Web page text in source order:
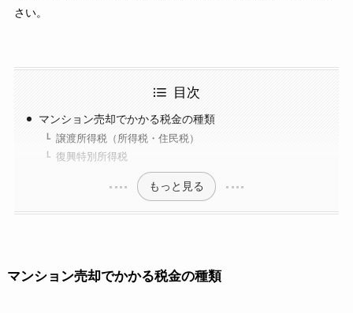
さい。
目次
マンション売却でかかる税金の種類
譲渡所得税（所得税・住民税）
復興特別所得税
もっと見る
マンション売却でかかる税金の種類